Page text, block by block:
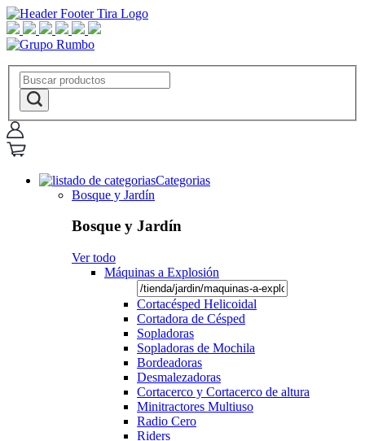
Categorias
Bosque y Jardín
Bosque y Jardín
Ver todo
Máquinas a Explosión
Cortacésped Helicoidal
Cortadora de Césped
Sopladoras
Sopladoras de Mochila
Bordeadoras
Desmalezadoras
Cortacerco y Cortacerco de altura
Minitractores Multiuso
Radio Cero
Riders